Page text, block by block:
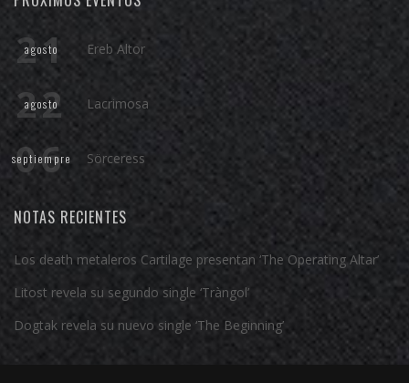
21
agosto Ereb Altor
22
agosto Lacrimosa
06
septiempre Sörceress
NOTAS RECIENTES
Los death metaleros Cartilage presentan ‘The Operating Altar’
Litost revela su segundo single ‘Tràngol’
Dogtak revela su nuevo single ‘The Beginning’